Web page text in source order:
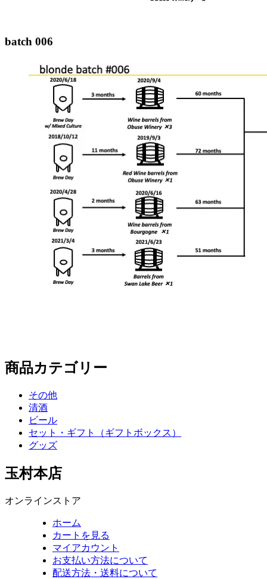
batch 006
商品カテゴリー
その他
清酒
ビール
セット・ギフト（ギフトボックス）
グッズ
玉村本店
オンラインストア
ホーム
カートを見る
マイアカウント
お支払い方法について
配送方法・送料について